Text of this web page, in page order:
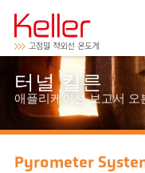
터널 킬른
애플리케이션 보고서 오
Pyrometer